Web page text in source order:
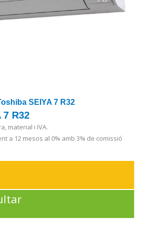
SEIYA 7 R32
7 R32
material i IVA.
a 12 mesos al 0% amb 3% de comissió